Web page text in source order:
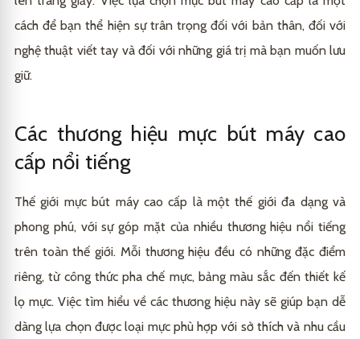
cách để bạn thể hiện sự trân trọng đối với bản thân, đối với
nghệ thuật viết tay và đối với những giá trị mà bạn muốn lưu
giữ.
Các thương hiệu mực bút máy cao
cấp nổi tiếng
Thế giới mực bút máy cao cấp là một thế giới đa dạng và
phong phú, với sự góp mặt của nhiều thương hiệu nổi tiếng
trên toàn thế giới. Mỗi thương hiệu đều có những đặc điểm
riêng, từ công thức pha chế mực, bảng màu sắc đến thiết kế
lọ mực. Việc tìm hiểu về các thương hiệu này sẽ giúp bạn dễ
dàng lựa chọn được loại mực phù hợp với sở thích và nhu cầu